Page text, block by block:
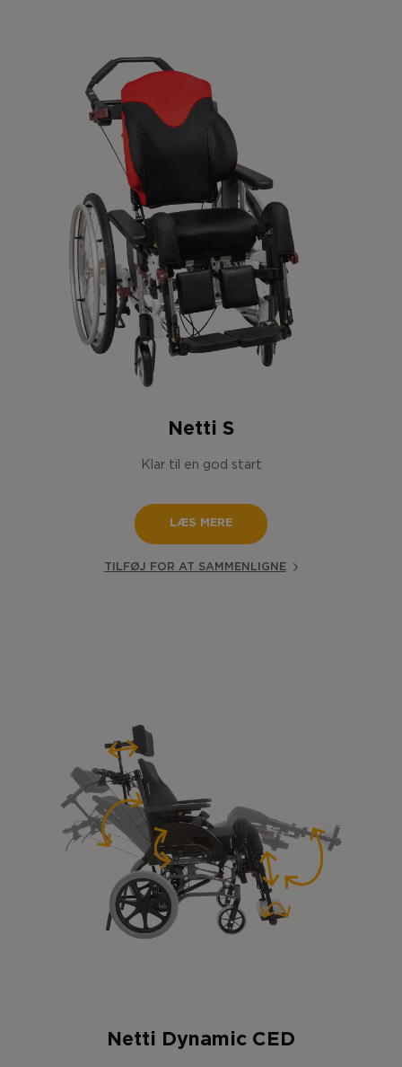
Netti S
Klar til en god start
LÆS MERE
TILFØJ FOR AT SAMMENLIGNE
Netti Dynamic CED